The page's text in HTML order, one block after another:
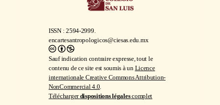
ISSN : 2594-2999.
encartesantropologicos@ciesas.edu.mx
Sauf indication contraire expresse, tout le
contenu de ce site est soumis à un Licence
internationale Creative Commons Attribution-
NonCommercial 4.0.
Téléchargerdispositions légalescomplet